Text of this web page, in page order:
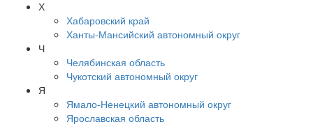
Х
Хабаровский край
Ханты-Мансийский автономный округ
Ч
Челябинская область
Чукотский автономный округ
Я
Ямало-Ненецкий автономный округ
Ярославская область